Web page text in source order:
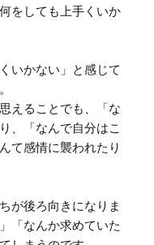
をしても上手くいか
いかない」と感じて
えることでも、「な
、「なんで自分はこ
て感情に襲われたり
が後ろ向きになりま
「なんか求めていた